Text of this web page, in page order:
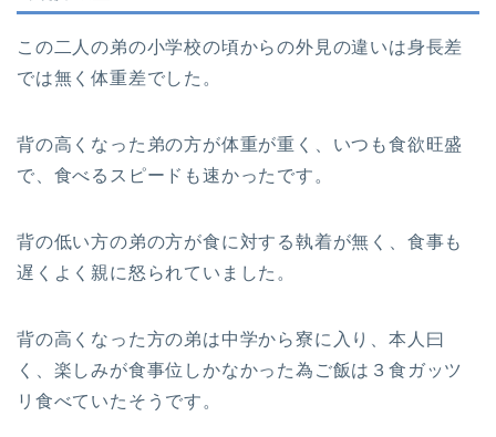
この二人の弟の小学校の頃からの外見の違いは身長差
では無く体重差でした。
背の高くなった弟の方が体重が重く、いつも食欲旺盛
で、食べるスピードも速かったです。
背の低い方の弟の方が食に対する執着が無く、食事も
遅くよく親に怒られていました。
背の高くなった方の弟は中学から寮に入り、本人曰
く、楽しみが食事位しかなかった為ご飯は３食ガッツ
リ食べていたそうです。